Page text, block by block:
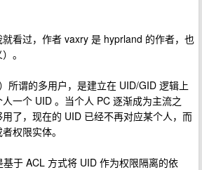
看过，作者 vaxry 是 hyprland 的作者，也
。
所谓的多用户，是建立在 UID/GID 逻辑上
一个 UID 。当个人 PC 逐渐成为主流之
了，现在的 UID 已经不再对应某个人，而
权限实体。
于 ACL 方式将 UID 作为权限隔离的依